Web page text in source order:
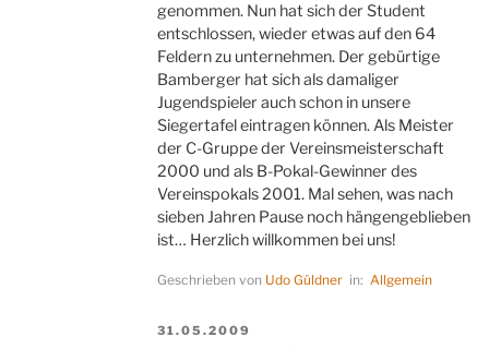
genommen. Nun hat sich der Student
entschlossen, wieder etwas auf den 64
Feldern zu unternehmen. Der gebürtige
Bamberger hat sich als damaliger
Jugendspieler auch schon in unsere
Siegertafel eintragen können. Als Meister
der C-Gruppe der Vereinsmeisterschaft
2000 und als B-Pokal-Gewinner des
Vereinspokals 2001. Mal sehen, was nach
sieben Jahren Pause noch hängengeblieben
ist… Herzlich willkommen bei uns!
Geschrieben von Udo Güldner in:Allgemein
VERÖFFENTLICHT
31.05.2009